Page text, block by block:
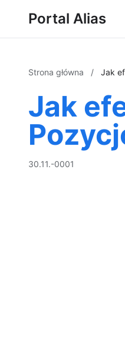
Portal Alias
Strona główna / Jak
Jak
30.11.-0001